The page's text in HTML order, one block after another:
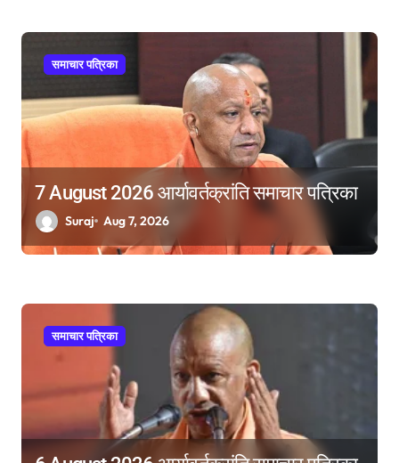
समाचार पत्रिका
7 August 2026 आर्यावर्तक्रांति समाचार पत्रिका
Suraj Aug 7, 2026
समाचार पत्रिका